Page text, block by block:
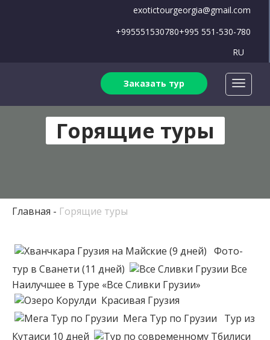
exotictourgeorgia@gmail.com
+995551530780+995 551-530-780
RU
Заказать тур
Горящие туры
Главная Горящие туры
Грузия на Майские (9 дней) Фото-
тур в Сванети (11 дней)
Все
Наилучшее в Туре «Все Сливки Грузии»
Красивая Грузия
Мега Тур по Грузии
Тур из
Кутаиси 10 дней